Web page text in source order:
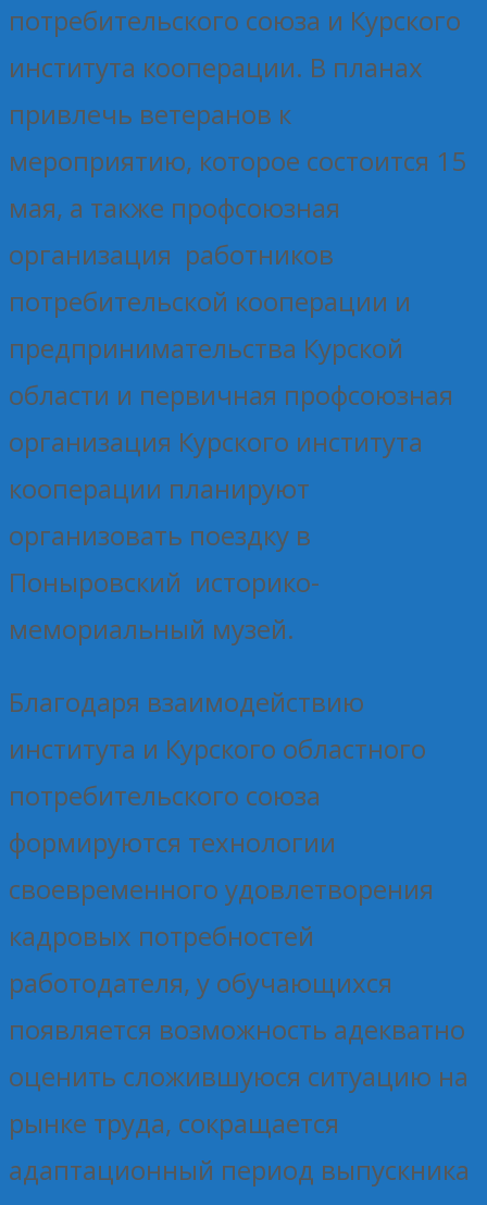
потребительского союза и Курского
института кооперации. В планах
привлечь ветеранов к
мероприятию, которое состоится 15
мая, а также профсоюзная
организация работников
потребительской кооперации и
предпринимательства Курской
области и первичная профсоюзная
организация Курского института
кооперации планируют
организовать поездку в
Поныровский историко-
мемориальный музей.
Благодаря взаимодействию
института и Курского областного
потребительского союза
формируются технологии
своевременного удовлетворения
кадровых потребностей
работодателя, у обучающихся
появляется возможность адекватно
оценить сложившуюся ситуацию на
рынке труда, сокращается
адаптационный период выпускника